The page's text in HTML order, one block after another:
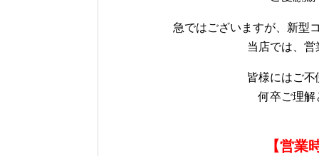
急ではございますが、新型
当店では、
皆様にはご
何卒ご理解
【営業